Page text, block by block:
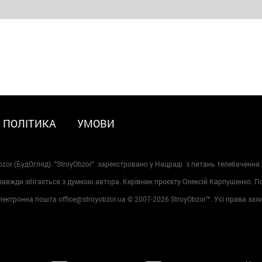
ПОЛІТИКА УМОВИ
(БудОгляд). "StroyObzor" зареєстровано у Нацраді з питань телебачення
збігається з думкою автора. Керівник проєкту Олексій Карпушенко.
пошта office@stroyobzor.ua © 2007-2026 StroyObzor™. Усі права